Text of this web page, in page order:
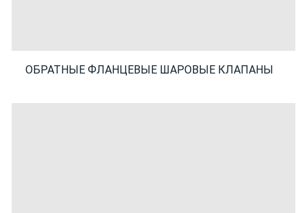
ОБРАТНЫЕ ФЛАНЦЕВЫЕ ШАРОВЫЕ КЛАПАНЫ